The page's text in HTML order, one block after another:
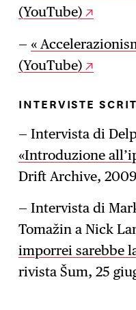
(YouTube)
— «
(YouTube)
INTERVISTE
— Intervista di
«Introduzione
Drift Archive,
— Intervista di
Tomažin a Nick
imporrei sarebbe
rivista Šum, 25